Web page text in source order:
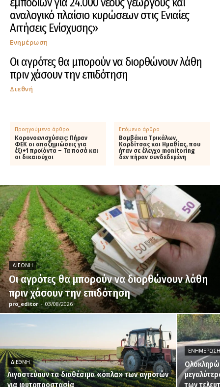
αναλογικό πλαίσιο κυρώσεων στις Ενιαίες
Αιτήσεις Ενίσχυσης»
Ενημέρωση
Οι αγρότες θα μπορούν να διορθώνουν λάθη
πριν χάσουν την επιδότηση
Διεθνή
Προηγούμενο άρθρο
Κορονοενισχύσεις: Πήραν
ΦΕΚ οι αποζημιώσεις για
έξι+1 προϊόντα – Τα ποσά και
οι δικαιούχοι
Επόμενο άρθρο
Βαμβάκια Τρικάλων,
Καρδίτσας και Ημαθίας, που
ήταν σε έλεγχο monitoring
δεν πήραν συνδεδεμένη
ΔΙΕΘΝΉ
Οι αγρότες θα μπορούν να διορθώνουν λάθη
πριν χάσουν την επιδότηση
pro_editor - 03/08/2026
ΔΙΕΘΝΉ
Λιγοστεύουν τα διαθέσιμα «όπλα» των αγροτών
για φυτοπροστασία
των